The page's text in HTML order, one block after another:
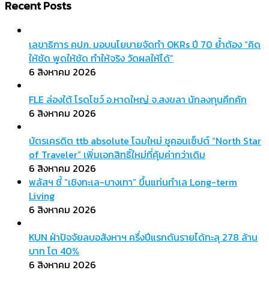
Recent Posts
เลขาธิการ คปภ. มอบนโยบายจัดทำ OKRs ปี 70 ย้ำต้อง “คิด
ให้ชัด พูดให้ชัด ทำให้จริง วัดผลให้ได้”
6 สิงหาคม 2026
FLE ล่องใต้ โรดโชว์ อ.หาดใหญ่ จ.สงขลา นักลงทุนคึกคัก
6 สิงหาคม 2026
บัตรเครดิต ttb absolute โฉมใหม่ ชูคอนเซ็ปต์ “North Star
of Traveler” เพิ่มเอกสิทธิ์ใหม่ที่คุ้มค่ากว่าเดิม
6 สิงหาคม 2026
พลัสฯ ชี้ “เชิงทะเล-บางเทา” ขึ้นแท่นทำเล Long-term
Living
6 สิงหาคม 2026
KUN ฝ่าปัจจัยลบอสังหาฯ ครึ่งปีแรกดันรายได้ทะลุ 278 ล้าน
บาท โต 40%
6 สิงหาคม 2026